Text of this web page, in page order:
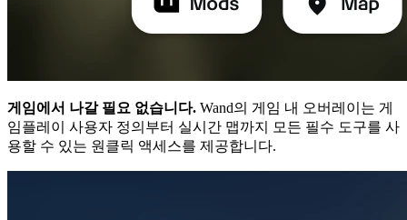
게임에서 나갈 필요 없습니다. Wand의 게임 내 오버레이는 게
임플레이 사용자 정의부터 실시간 맵까지 모든 필수 도구를 사
용할 수 있는 원클릭 액세스를 제공합니다.